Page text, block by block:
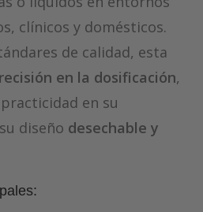
clínicos y domésticos.
de calidad, esta
en la dosificación,
en su
diseño desechable y